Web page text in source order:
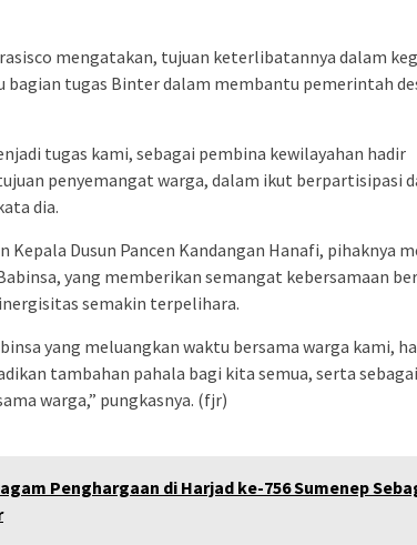
mengatakan, tujuan keterlibatannya dalam
bagian tugas Binter dalam membantu pemerintah
tugas kami, sebagai pembina kewilayahan hadir
penyemangat warga, dalam ikut berpartisipasi
dia.
Kepala Dusun Pancen Kandangan Hanafi, pihaknya
yang memberikan semangat kebersamaan
semakin terpelihara.
yang meluangkan waktu bersama warga kami,
tambahan pahala bagi kita semua, serta
warga,” pungkasnya. (fjr)
Penghargaan di Harjad ke-756 Sumenep